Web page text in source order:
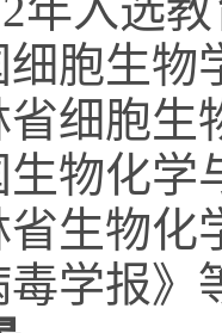
细胞生
省细胞
生物化学
省生物化
毒学报》